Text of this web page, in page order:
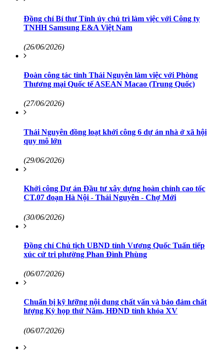
Đồng chí Bí thư Tỉnh ủy chủ trì làm việc với Công ty
TNHH Samsung E&A Việt Nam
(26/06/2026)
Đoàn công tác tỉnh Thái Nguyên làm việc với Phòng
Thương mại Quốc tế ASEAN Macao (Trung Quốc)
(27/06/2026)
Thái Nguyên đồng loạt khởi công 6 dự án nhà ở xã hội
quy mô lớn
(29/06/2026)
Khởi công Dự án Đầu tư xây dựng hoàn chỉnh cao tốc
CT.07 đoạn Hà Nội - Thái Nguyên - Chợ Mới
(30/06/2026)
Đồng chí Chủ tịch UBND tỉnh Vương Quốc Tuấn tiếp
xúc cử tri phường Phan Đình Phùng
(06/07/2026)
Chuẩn bị kỹ lưỡng nội dung chất vấn và bảo đảm chất
lượng Kỳ họp thứ Năm, HĐND tỉnh khóa XV
(06/07/2026)